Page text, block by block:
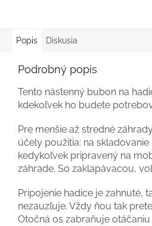
Popis Diskusia
Podrobný popis
Tento nástenný bubon na
kdekoľvek ho budete
Pre menšie až stredné
účely použitia: na skladovanie
kedykoľvek pripravený na
záhrade. So zaklapávacou,
Pripojenie hadice je zahnuté,
nezauzľuje. Vždy ňou tak
Otočná os zabraňuje